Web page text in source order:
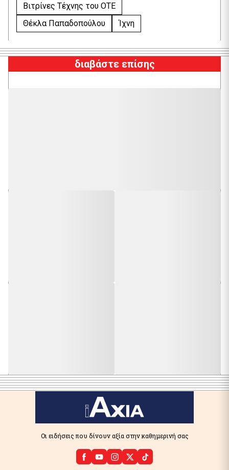
Βιτρίνες Τέχνης του ΟΤΕ
Θέκλα Παπαδοπούλου
Ίχνη
διαβάστε επίσης
Οι ειδήσεις που δίνουν αξία στην καθημερινή σας